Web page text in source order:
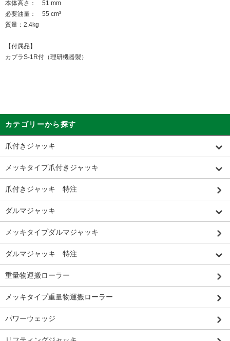
本体高さ： 51 mm
必要油量： 55 cm³
質量：2.4kg
【付属品】
カプラS-1R付（理研機器製）
カテゴリーから探す
爪付きジャッキ
メッキタイプ爪付きジャッキ
爪付きジャッキ 特注
ダルマジャッキ
メッキタイプダルマジャッキ
ダルマジャッキ 特注
重量物運搬ローラー
メッキタイプ重量物運搬ローラー
パワーウェッジ